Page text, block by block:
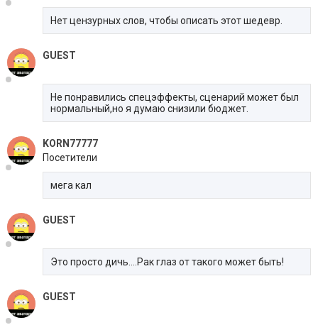
Нет цензурных слов, чтобы описать этот шедевр.
GUEST
Не понравились спецэффекты, сценарий может был
нормальный,но я думаю снизили бюджет.
KORN77777
Посетители
мега кал
GUEST
Это просто дичь....Рак глаз от такого может быть!
GUEST